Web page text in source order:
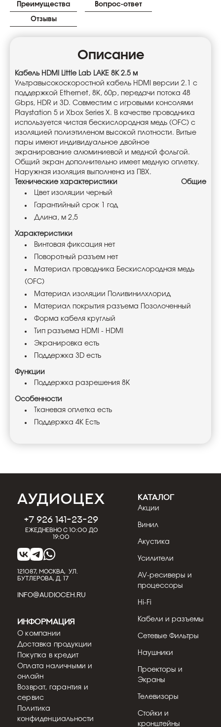
Преимущества Вопрос-ответ
Отзывы
Описание
Кабель HDMI Little Lab LAKE 8К 2.5 м
Ультравысокоскоростной кабель HDMI версии 2.1 с
поддержкой Ethernet, 8K, 60p, передачи потока 48
Gbps, HDR и 3D. Совместим с игровыми консолями
Playstation 5 и Xbox Series X. В качестве проводника
используется чистая бескислородная медь (OFC) c
изоляцией полиэтиленом высокой плотности. Витые
пары имеют индивидуальное двойное
экранирование алюминиевой и медной фольгой.
Общий экран дополнительно имеет медную оплетку.
Наружная изоляция выполнена из ПВХ.
Технические характеристики
Общие
Цвет изоляции черный
Гарантийный срок 1 год
Длина, м 2,5
Характеристики
Винтовая фиксация нет
Поворотный разъем нет
Материал проводника Беcкислородная медь
(OFC)
Материал изоляции Поливинилхлорид
Материал покрытия разъема Позолоченный
Форма кабеля круглый
Тип разъема HDMI - HDMI
Экранировка есть
Поддержка 3D есть
Функции
Поддержка разрешения 8K
Особенности
Тканевая оплетка есть
Поддержка 4К Есть
+7 926 141-23-29
Ежедневно с 10:00 до
19:00
121087, МОСКВА, УЛ.
БУТЛЕРОВА, Д. 17
INFO@AUDIOCEH.RU
КАТАЛОГ
Акции
Винил
Акустика
Усилители
AV-ресиверы и
процессоры
Hi-Fi
Кабели и разъемы
Сетевые Фильтры
Наушники
Проекторы и
Экраны
Телевизоры
Стойки и
кронштейны
Информация
О компании
Доставка продукции
Покупка в кредит
Оплата наличными и
онлайн
Возврат, гарантия и
сервис
Политика
конфиденциальности